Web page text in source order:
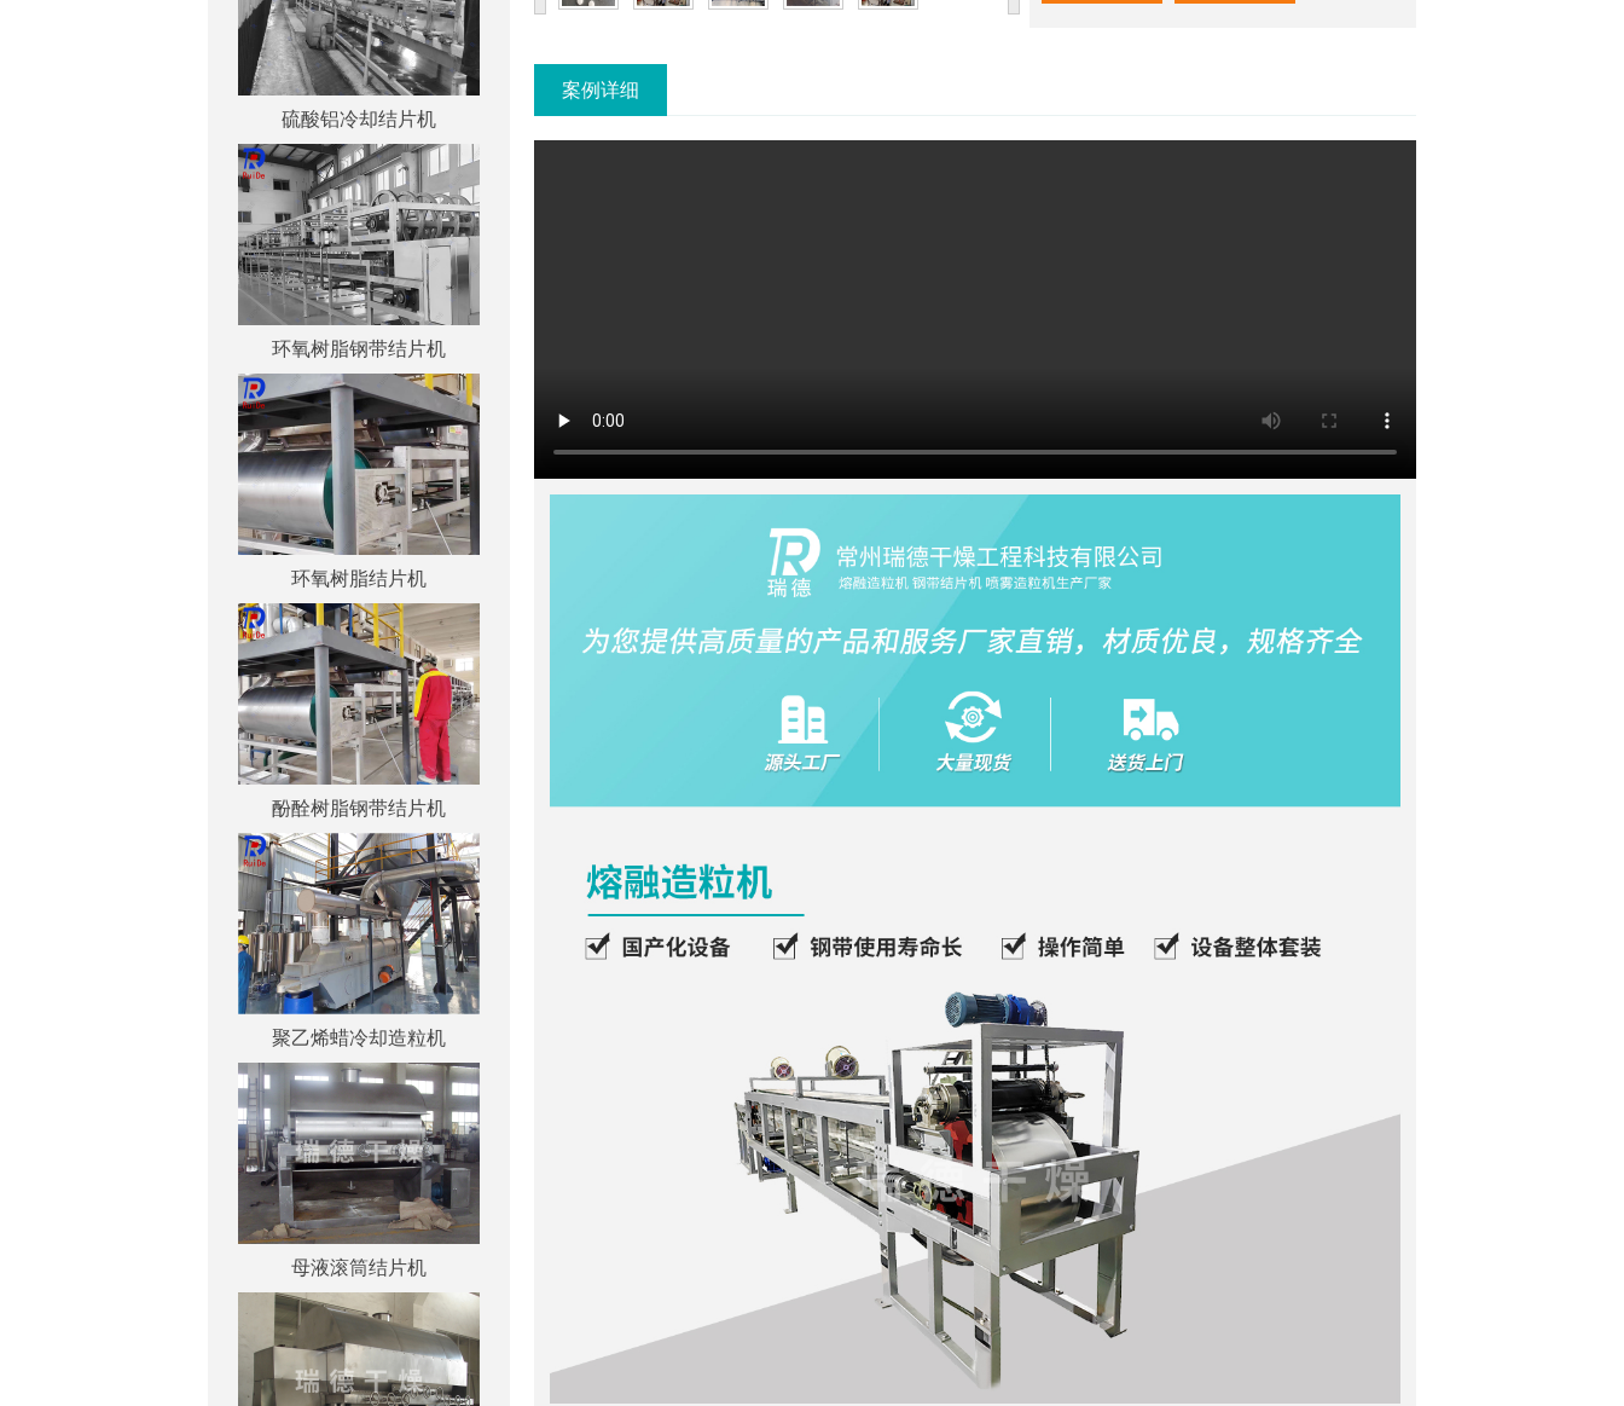
硫酸铝冷却结片机
环氧树脂钢带结片机
环氧树脂结片机
酚酫树脂钢带结片机
聚乙烯蜡冷却造粒机
母液滚筒结片机
案例详细